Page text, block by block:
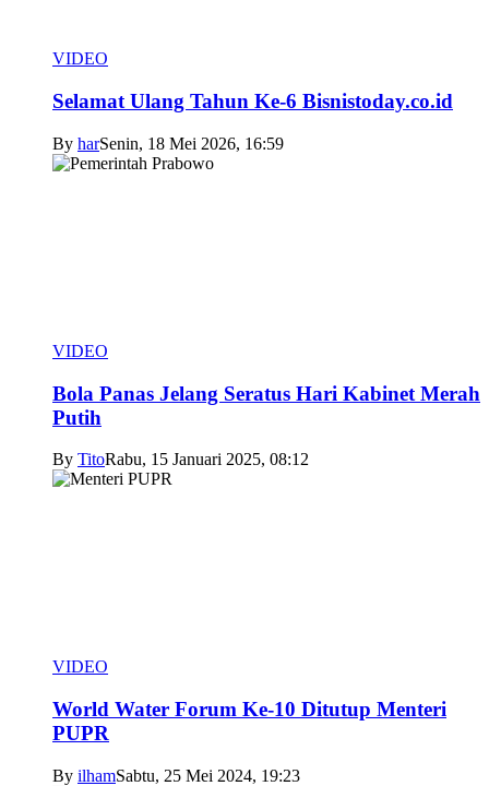
VIDEO
Selamat Ulang Tahun Ke-6 Bisnistoday.co.id
By harSenin, 18 Mei 2026, 16:59
VIDEO
Bola Panas Jelang Seratus Hari Kabinet Merah
Putih
By TitoRabu, 15 Januari 2025, 08:12
VIDEO
World Water Forum Ke-10 Ditutup Menteri
PUPR
By ilhamSabtu, 25 Mei 2024, 19:23